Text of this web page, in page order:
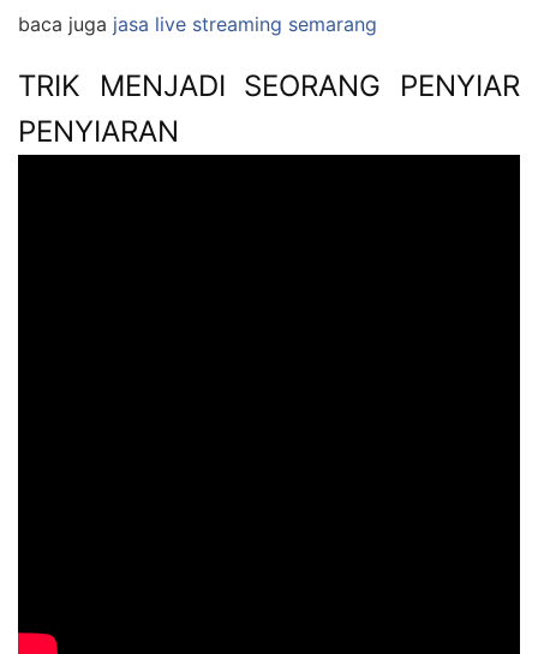
baca juga jasa live streaming semarang
TRIK MENJADI SEORANG PENYIAR
PENYIARAN